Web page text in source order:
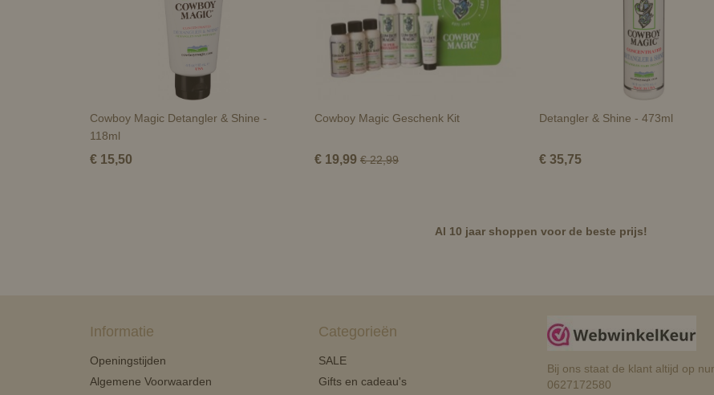
Cowboy Magic Detangler & Shine -
118ml
€ 15,50
Cowboy Magic Geschenk Kit
€ 19,99 € 22,99
Detangler & Shine - 473ml
€ 35,75
Al 10 jaar shoppen voor de beste prijs!
Informatie
Openingstijden
Algemene Voorwaarden
Categorieën
SALE
Gifts en cadeau's
Bij ons staat de klant altijd op
0627172580